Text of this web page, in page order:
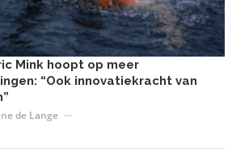
Mink hoopt op meer
“Ook innovatiekracht van
de Lange